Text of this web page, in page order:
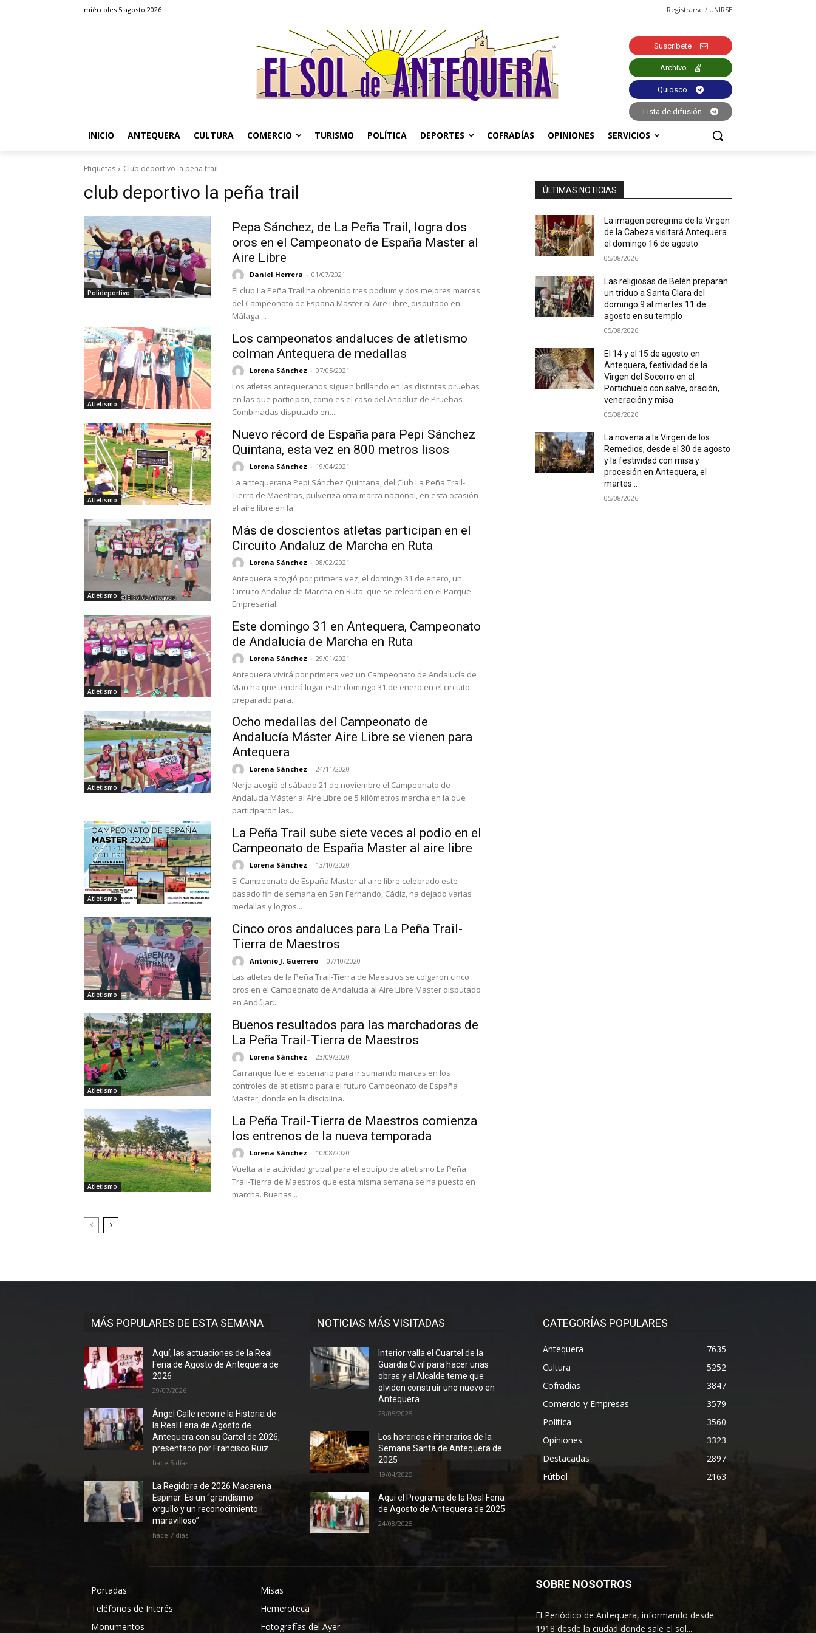
miércoles 5 agosto 2026 Registrarse / UNIRSE
Suscríbete
Archivo
Quiosco
Lista de difusión
INICIO ANTEQUERA CULTURA COMERCIO TURISMO POLÍTICA DEPORTES COFRADÍAS OPINIONES SERVICIOS
Etiquetas Club deportivo la peña trail
club deportivo la peña trail
Polideportivo
Pepa Sánchez, de La Peña Trail, logra dos
oros en el Campeonato de España Master al
Aire Libre
Daniel Herrera - 01/07/2021
El club La Peña Trail ha obtenido tres podium y dos mejores marcas
del Campeonato de España Master al Aire Libre, disputado en
Málaga....
Atletismo
Los campeonatos andaluces de atletismo
colman Antequera de medallas
Lorena Sánchez - 07/05/2021
Los atletas antequeranos siguen brillando en las distintas pruebas
en las que participan, como es el caso del Andaluz de Pruebas
Combinadas disputado en...
Atletismo
Nuevo récord de España para Pepi Sánchez
Quintana, esta vez en 800 metros lisos
Lorena Sánchez - 19/04/2021
La antequerana Pepi Sánchez Quintana, del Club La Peña Trail-
Tierra de Maestros, pulveriza otra marca nacional, en esta ocasión
al aire libre en la...
Atletismo
Más de doscientos atletas participan en el
Circuito Andaluz de Marcha en Ruta
Lorena Sánchez - 08/02/2021
Antequera acogió por primera vez, el domingo 31 de enero, un
Circuito Andaluz de Marcha en Ruta, que se celebró en el Parque
Empresarial...
Atletismo
Este domingo 31 en Antequera, Campeonato
de Andalucía de Marcha en Ruta
Lorena Sánchez - 29/01/2021
Antequera vivirá por primera vez un Campeonato de Andalucía de
Marcha que tendrá lugar este domingo 31 de enero en el circuito
preparado para...
Atletismo
Ocho medallas del Campeonato de
Andalucía Máster Aire Libre se vienen para
Antequera
Lorena Sánchez - 24/11/2020
Nerja acogió el sábado 21 de noviembre el Campeonato de
Andalucía Máster al Aire Libre de 5 kilómetros marcha en la que
participaron las...
Atletismo
La Peña Trail sube siete veces al podio en el
Campeonato de España Master al aire libre
Lorena Sánchez - 13/10/2020
El Campeonato de España Master al aire libre celebrado este
pasado fin de semana en San Fernando, Cádiz, ha dejado varias
medallas y logros...
Atletismo
Cinco oros andaluces para La Peña Trail-
Tierra de Maestros
Antonio J. Guerrero - 07/10/2020
Las atletas de la Peña Trail-Tierra de Maestros se colgaron cinco
oros en el Campeonato de Andalucía al Aire Libre Master disputado
en Andújar...
Atletismo
Buenos resultados para las marchadoras de
La Peña Trail-Tierra de Maestros
Lorena Sánchez - 23/09/2020
Carranque fue el escenario para ir sumando marcas en los
controles de atletismo para el futuro Campeonato de España
Master, donde en la disciplina...
Atletismo
La Peña Trail-Tierra de Maestros comienza
los entrenos de la nueva temporada
Lorena Sánchez - 10/08/2020
Vuelta a la actividad grupal para el equipo de atletismo La Peña
Trail-Tierra de Maestros que esta misma semana se ha puesto en
marcha. Buenas...
ÚLTIMAS NOTICIAS
La imagen peregrina de la Virgen
de la Cabeza visitará Antequera
el domingo 16 de agosto
05/08/2026
Las religiosas de Belén preparan
un triduo a Santa Clara del
domingo 9 al martes 11 de
agosto en su templo
05/08/2026
El 14 y el 15 de agosto en
Antequera, festividad de la
Virgen del Socorro en el
Portichuelo con salve, oración,
veneración y misa
05/08/2026
La novena a la Virgen de los
Remedios, desde el 30 de agosto
y la festividad con misa y
procesión en Antequera, el
martes...
05/08/2026
MÁS POPULARES DE ESTA SEMANA
Aquí, las actuaciones de la Real
Feria de Agosto de Antequera de
2026
29/07/2026
Ángel Calle recorre la Historia de
la Real Feria de Agosto de
Antequera con su Cartel de 2026,
presentado por Francisco Ruiz
hace 5 días
La Regidora de 2026 Macarena
Espinar: Es un “grandísimo
orgullo y un reconocimiento
maravilloso”
hace 7 días
NOTICIAS MÁS VISITADAS
Interior valla el Cuartel de la
Guardia Civil para hacer unas
obras y el Alcalde teme que
olviden construir uno nuevo en
Antequera
28/05/2025
Los horarios e itinerarios de la
Semana Santa de Antequera de
2025
19/04/2025
Aquí el Programa de la Real Feria
de Agosto de Antequera de 2025
24/08/2025
CATEGORÍAS POPULARES
Antequera
7635
Cultura
5252
Cofradías
3847
Comercio y Empresas
3579
Política
3560
Opiniones
3323
Destacadas
2897
Fútbol
2163
Portadas
Teléfonos de Interés
Monumentos
Misas
Hemeroteca
Fotografías del Ayer
SOBRE NOSOTROS
El Periódico de Antequera, informando desde
1918 desde la ciudad donde sale el sol...